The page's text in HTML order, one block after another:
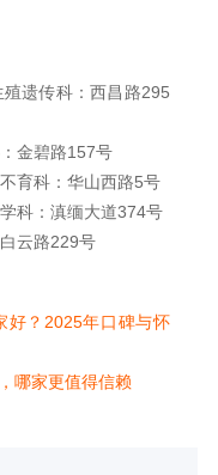
遗传科：西昌路295
金碧路157号
育科：华山西路5号
科：滇缅大道374号
云路229号
好？2025年口碑与怀
哪家更值得信赖